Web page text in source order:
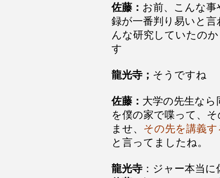
佐藤： お前、こんな
録が一番判り易いと
んな研究していたの
す
龍光寺； そうですね
佐藤： 大学の先生な
を僕の家で喋って、
ませ、 その先を講義
と言ってましたね。
龍光寺 ：ジャー本当